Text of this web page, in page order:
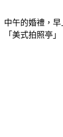
中午的婚禮，
「美式拍照亭」